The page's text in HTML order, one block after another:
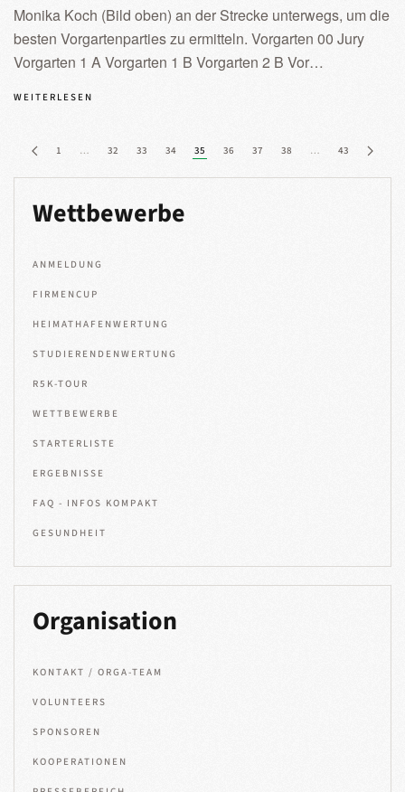
Monika Koch (Bild oben) an der Strecke unterwegs, um die
besten Vorgartenparties zu ermitteln. Vorgarten 00 Jury
Vorgarten 1 A Vorgarten 1 B Vorgarten 2 B Vor…
WEITERLESEN
1 … 32 33 34 35 36 37 38 … 43
Wettbewerbe
ANMELDUNG
FIRMENCUP
HEIMATHAFENWERTUNG
STUDIERENDENWERTUNG
R5K-TOUR
WETTBEWERBE
STARTERLISTE
ERGEBNISSE
FAQ - INFOS KOMPAKT
GESUNDHEIT
Organisation
KONTAKT / ORGA-TEAM
VOLUNTEERS
SPONSOREN
KOOPERATIONEN